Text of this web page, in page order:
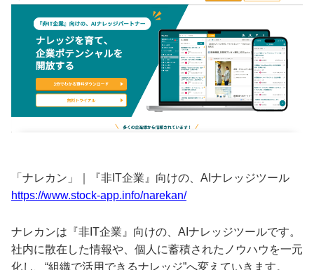
「ナレカン」｜『非IT企業』向けの、AIナレッジツール
https://www.stock-app.info/narekan/
ナレカンは『非IT企業』向けの、AIナレッジツールです。
社内に散在した情報や、個人に蓄積されたノウハウを一元
化し、“組織で活用できるナレッジ”へ変えていきます。